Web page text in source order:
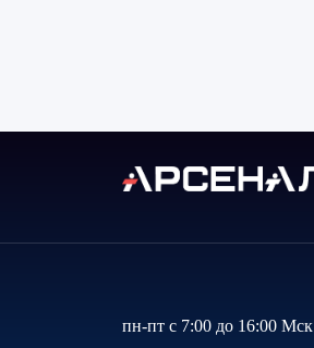
пн-пт с 7:00 до 16:00 Мск